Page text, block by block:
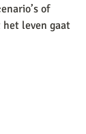
of
het leven gaat